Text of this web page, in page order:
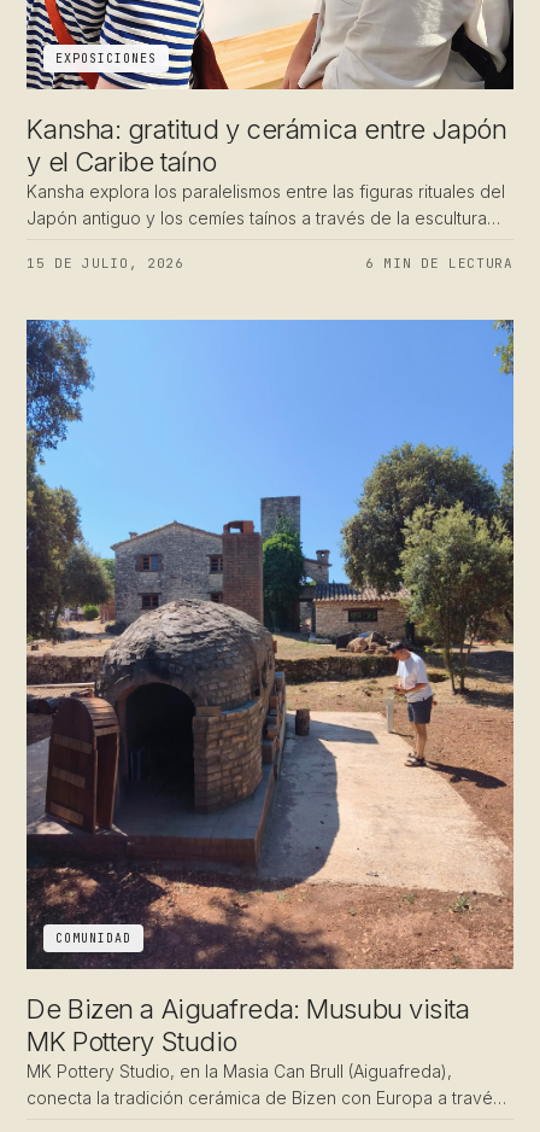
EXPOSICIONES
Kansha: gratitud y cerámica entre Japón
y el Caribe taíno
Kansha explora los paralelismos entre las figuras rituales del
Japón antiguo y los cemíes taínos a través de la escultura
15 DE JULIO, 2026 6 MIN DE LECTURA
COMUNIDAD
De Bizen a Aiguafreda: Musubu visita
MK Pottery Studio
MK Pottery Studio, en la Masia Can Brull (Aiguafreda),
conecta la tradición cerámica de Bizen con Europa a través